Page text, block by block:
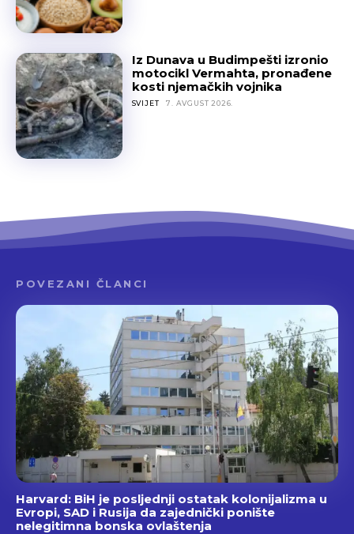
Iz Dunava u Budimpešti izronio
motocikl Vermahta, pronađene
kosti njemačkih vojnika
SVIJET 7. AVGUST 2026.
POVEZANI ČLANCI
Harvard: BiH je posljednji ostatak kolonijalizma u
Evropi, SAD i Rusija da zajednički ponište
nelegitimna bonska ovlaštenja